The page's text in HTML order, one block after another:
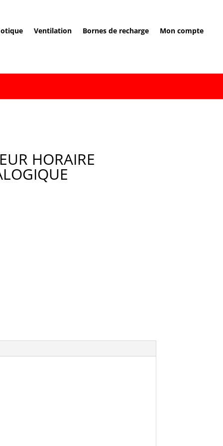
Ventilation Bornes de recharge Mon compte
HORAIRE